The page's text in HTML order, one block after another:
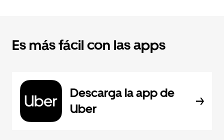
Es más fácil con las apps
Descarga la app de
Uber